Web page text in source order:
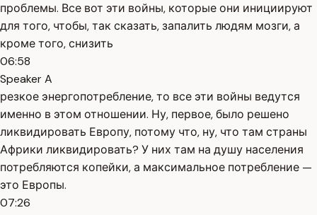
проблемы. Все вот эти войны, которые они инициируют
для того, чтобы, так сказать, запалить людям мозги, а
кроме того, снизить
06:58
Speaker A
резкое энергопотребление, то все эти войны ведутся
именно в этом отношении. Ну, первое, было решено
ликвидировать Европу, потому что, ну, что там страны
Африки ликвидировать? У них там на душу населения
потребляются копейки, а максимальное потребление —
это Европы.
07:26